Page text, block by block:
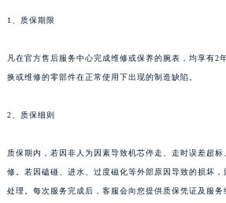
1、质保期限
凡在官方售后服务中心完成维修或保养的腕表，均享有2
换或维修的零部件在正常使用下出现的制造缺陷。
2、质保细则
质保期内，若因非人为因素导致机芯停走、走时误差超
修。若因磕碰、进水、过度磁化等外部原因导致的损坏
处理。每次服务完成后，客服会向您提供质保凭证及服务